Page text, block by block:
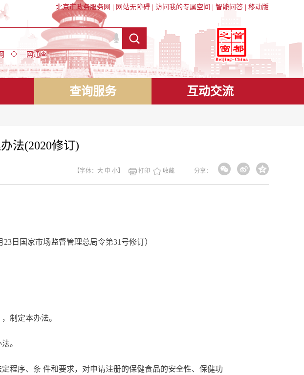
北京市政务服务网 网站无障碍 访问我的专属空间 智能问答 移动版
一网通查
查询服务 互动交流
法(2020修订)
分享：
【字体： 大 中 小】 打印 收藏
23日国家市场监督管理总局令第31号修订）
制定本办法。
。
程序、 条 件和要求，对申请注册的保健食品的安全性、保健功